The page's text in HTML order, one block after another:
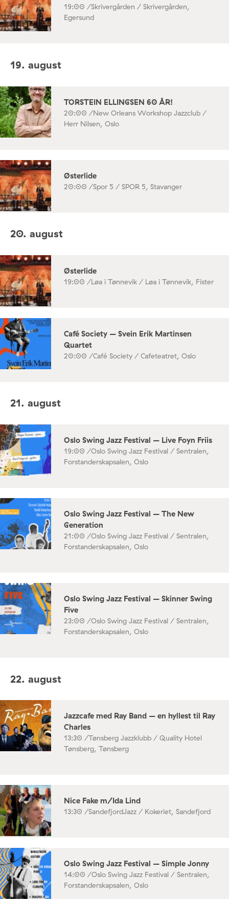
19:00 /Skrivergården / Skrivergården,
Egersund
19. august
TORSTEIN ELLINGSEN 60 ÅR!
20:00 /New Orleans Workshop Jazzclub /
Herr Nilsen, Oslo
Østerlide
20:00 /Spor 5 / SPOR 5, Stavanger
20. august
Østerlide
19:00 /Løa i Tønnevik / Løa i Tønnevik, Fister
Café Society – Svein Erik Martinsen
Quartet
20:00 /Café Society / Cafeteatret, Oslo
21. august
Oslo Swing Jazz Festival – Live Foyn Friis
19:00 /Oslo Swing Jazz Festival / Sentralen,
Forstanderskapsalen, Oslo
Oslo Swing Jazz Festival – The New
Generation
21:00 /Oslo Swing Jazz Festival / Sentralen,
Forstanderskapsalen, Oslo
Oslo Swing Jazz Festival – Skinner Swing
Five
23:00 /Oslo Swing Jazz Festival / Sentralen,
Forstanderskapsalen, Oslo
22. august
Jazzcafe med Ray Band – en hyllest til Ray
Charles
13:30 /Tønsberg Jazzklubb / Quality Hotel
Tønsberg, Tønsberg
Nice Fake m/Ida Lind
13:30 /SandefjordJazz / Kokeriet, Sandefjord
Oslo Swing Jazz Festival – Simple Jonny
14:00 /Oslo Swing Jazz Festival / Sentralen,
Forstanderskapsalen, Oslo